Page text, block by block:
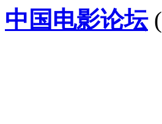
中国电影论坛(